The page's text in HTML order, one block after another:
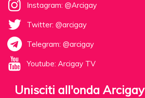
Instagram: @Arcigay
Twitter: @arcigay
Telegram: @arcigay
Youtube: Arcigay TV
Unisciti all'onda Arcigay